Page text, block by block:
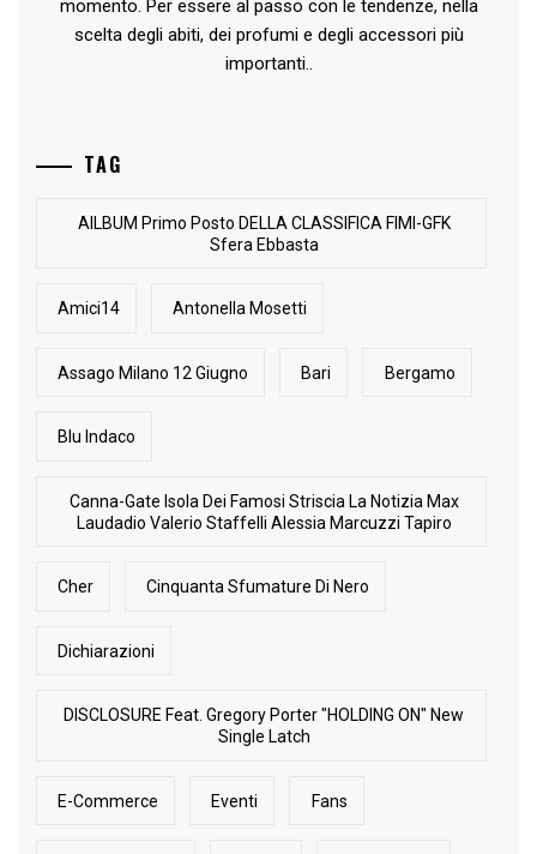
momento. Per essere al passo con le tendenze, nella
scelta degli abiti, dei profumi e degli accessori più
importanti..
TAG
AlLBUM Primo Posto DELLA CLASSIFICA FIMI-GFK
Sfera Ebbasta
Amici14 Antonella Mosetti
Assago Milano 12 Giugno Bari Bergamo
Blu Indaco
Canna-Gate Isola Dei Famosi Striscia La Notizia Max
Laudadio Valerio Staffelli Alessia Marcuzzi Tapiro
Cher Cinquanta Sfumature Di Nero
Dichiarazioni
DISCLOSURE Feat. Gregory Porter "HOLDING ON" New
Single Latch
E-Commerce Eventi Fans